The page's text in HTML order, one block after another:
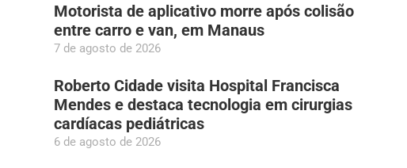
Motorista de aplicativo morre após colisão
entre carro e van, em Manaus
7 de agosto de 2026
Roberto Cidade visita Hospital Francisca
Mendes e destaca tecnologia em cirurgias
cardíacas pediátricas
6 de agosto de 2026